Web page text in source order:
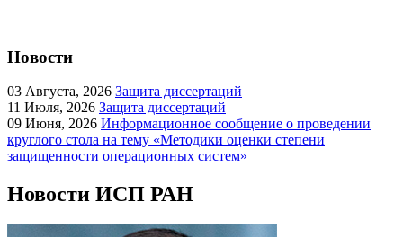
Новости
03 Августа, 2026 Защита диссертаций
11 Июля, 2026 Защита диссертаций
09 Июня, 2026 Информационное сообщение о проведении
круглого стола на тему «Методики оценки степени
защищенности операционных систем»
Новости ИСП РАН